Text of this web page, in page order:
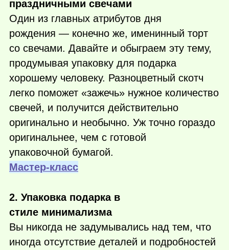
праздничными свечами
Один из главных атрибутов дня
рождения — конечно же, именинный торт
со свечами. Давайте и обыграем эту тему,
продумывая упаковку для подарка
хорошему человеку. Разноцветный скотч
легко поможет «зажечь» нужное количество
свечей, и получится действительно
оригинально и необычно. Уж точно гораздо
оригинальнее, чем с готовой
упаковочной бумагой.
Мастер-класс
2. Упаковка подарка в
стиле минимализма
Вы никогда не задумывались над тем, что
иногда отсутствие деталей и подробностей